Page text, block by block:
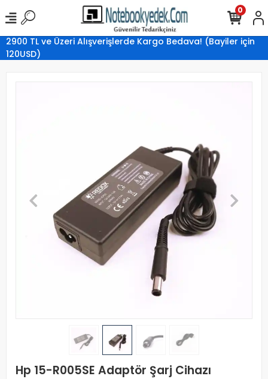
2900 TL ve Üzeri Alışverişlerde Kargo Bedava! (Bayiler için
120USD)
0
Hp 15-R005SE Adaptör Şarj Cihazı